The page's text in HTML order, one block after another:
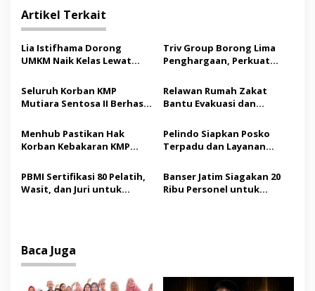
i
g
a
s
i
p
o
s
Artikel Terkait
Lia Istifhama Dorong
UMKM Naik Kelas Lewat
Soroti Pemberdayaan
Difabel
Triv Group Borong Lima
Penghargaan, Perkuat
Aset Digital Terpercaya
Seluruh Korban KMP
Mutiara Sentosa II Berhasil
Audit Operator Kapal
Relawan Rumah Zakat
Bantu Evakuasi dan
Kebakaran KMP Mutiara
Sentosa II
Menhub Pastikan Hak
Korban Kebakaran KMP
Dipenuhi, Evakuasi Terus
Berlanjut
Pelindo Siapkan Posko
Terpadu dan Layanan
Kebakaran KMP Mutiara
Sentosa II
PBMI Sertifikasi 80 Pelatih,
Wasit, dan Juri untuk
Banser Jatim Siagakan 20
Ribu Personel untuk
Baca Juga